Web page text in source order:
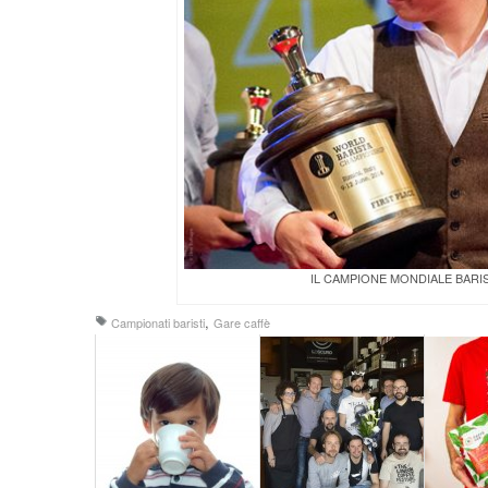
IL CAMPIONE MONDIALE
Campionati baristi, Gare caffè